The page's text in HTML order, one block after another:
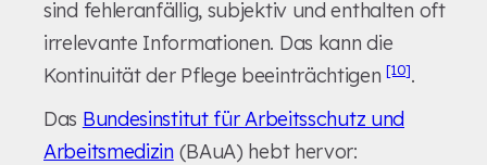
sind fehleranfällig, subjektiv und enthalten oft
irrelevante Informationen. Das kann die
Kontinuität der Pflege beeinträchtigen[10].
Das Bundesinstitut für Arbeitsschutz und
Arbeitsmedizin (BAuA) hebt hervor: